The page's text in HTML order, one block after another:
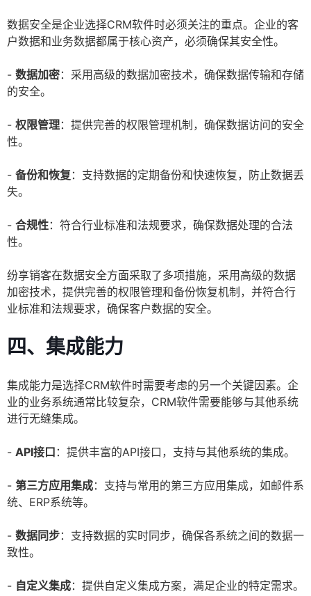
数据安全是企业选择CRM软件时必须关注的重点。企业的客
户数据和业务数据都属于核心资产，必须确保其安全性。
- 数据加密：采用高级的数据加密技术，确保数据传输和存储
的安全。
- 权限管理：提供完善的权限管理机制，确保数据访问的安全
性。
- 备份和恢复 ：支持数据的定期备份和快速恢复，防止数据丢
失。
- 合规性：符合行业标准和法规要求，确保数据处理的合法
性。
纷享销客在数据安全方面采取了多项措施，采用高级的数据
加密技术，提供完善的权限管理和备份恢复机制，并符合行
业标准和法规要求，确保客户数据的安全。
四、集成能力
集成能力是选择CRM软件时需要考虑的另一个关键因素。企
业的业务系统通常比较复杂，CRM软件需要能够与其他系统
进行无缝集成。
- API接口 ：提供丰富的API接口，支持与其他系统的集成。
- 第三方应用集成：支持与常用的第三方应用集成，如邮件系
统、ERP系统等。
- 数据同步：支持数据的实时同步，确保各系统之间的数据一
致性。
- 自定义集成：提供自定义集成方案，满足企业的特定需求。